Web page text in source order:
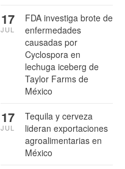
FDA investiga brote de
enfermedades
causadas por
Cyclospora en
lechuga iceberg de
Taylor Farms de
México
17
JUL
Tequila y cerveza
lideran exportaciones
agroalimentarias en
México
17
JUL